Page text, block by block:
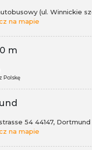
(ul. Winnickie
na mapie
m
Polskę
54 44147, Dortmund
na mapie